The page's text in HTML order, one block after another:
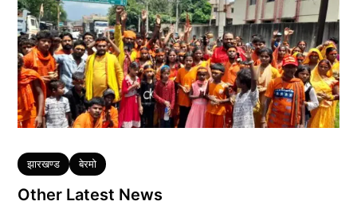
Tags
झारखण्ड बेरमो
Other Latest News